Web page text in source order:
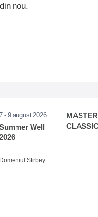
nou.
7 - 9 august 2026
Summer Well
2026
Domeniul Stirbey Voda, Buftea
CLASSIC